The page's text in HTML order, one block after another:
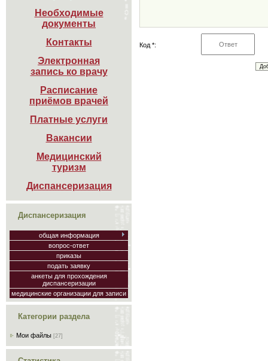
Необходимые
документы
Контакты
Электронная
запись ко врачу
Расписание
приёмов врачей
Платные услуги
Вакансии
Медицинский
туризм
Диспансеризация
Диспансеризация
общая информация
вопрос-ответ
приказы
подать заявку
анкеты для прохождения
диспансеризации
медицинские организации для записи
Категории раздела
Мои файлы [27]
Код *: